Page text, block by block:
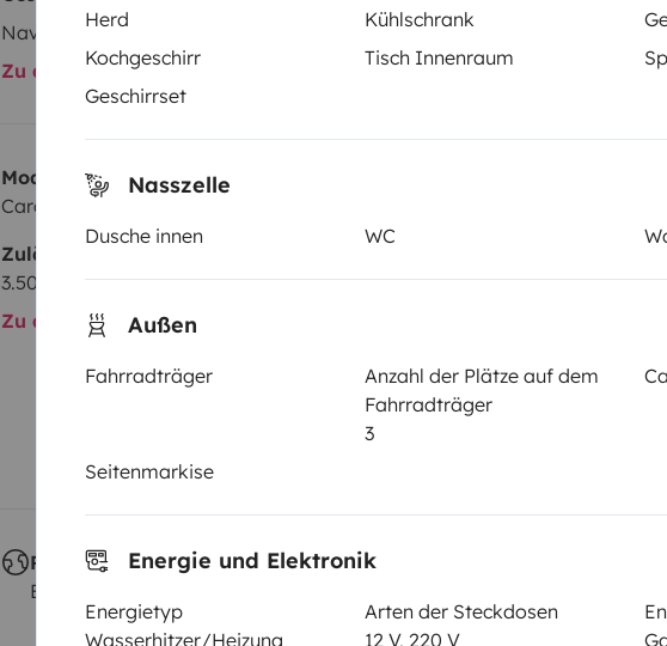
Herd Kühlschrank
Kochgeschirr
Tisch Innenraum
Geschirrset
Nasszelle
Dusche innen WC
Außen
Fahrradträger
Anzahl der Plätze auf dem
Fahrradträger
3
Seitenmarkise
Energie und Elektronik
Energietyp
Wasserhitzer/Heizung
Arten der Steckdosen
12 V, 220 V
Navi
Zu allen Ausstattungselementen
Modell:
Carado T328
Zulässiges Gesamtgewicht:
3.500 kg
2,9 m
Zu allen technischen Details
Reisen im Ausland
Erlaubt
B-Klasse